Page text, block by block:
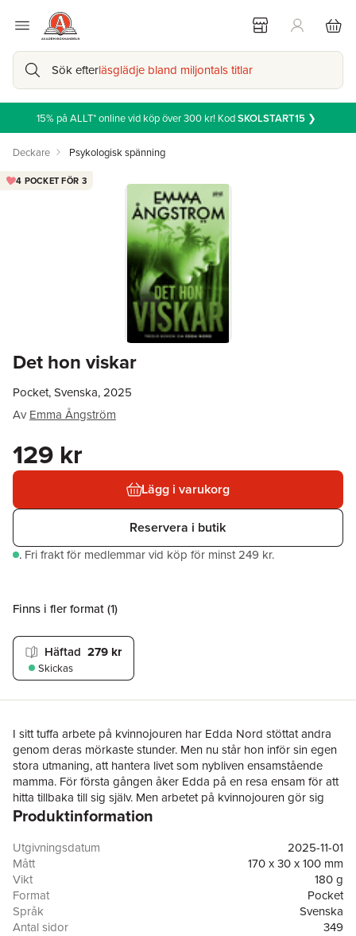
Sök efterläsglädje bland miljontals titlar
15% på ALLT* online vid köp över 300 kr! KodSKOLSTART15 ❯
Deckare Psykologisk spänning
Det hon viskar
4 POCKET FÖR 3
Pocket, Svenska, 2025
Av Emma Ångström
129 kr
Lägg i varukorg
Reservera i butik
. Fri frakt för medlemmar vid köp för minst 249 kr.
Finns i fler format (1)
Häftad 279 kr
Skickas
I sitt tuffa arbete på kvinnojouren har Edda Nord stöttat andra
genom deras mörkaste stunder. Men nu står hon inför sin egen
stora utmaning, att hantera livet som nybliven ensamstående
mamma. För första gången åker Edda på en resa ensam för att
hitta tillbaka till sig själv. Men arbetet på kvinnojouren gör sig
hela tiden påmint. Hur långt är hon beredd att gå för att hjälpa
Malin har gjort det omöjliga och brutit sig loss ur en destruktiv
relation. Men friheten kommer med ett högt pris. Hennes
exmake använder deras gemensamma barn som en bricka i ett
kallt och beräknande spel. Vad Malin trodde skulle bli en ny
början förvandlas snabbt till en kamp, där varje steg mot frihet
får allt svårare konsekvenser.
Produktinformation
Utgivningsdatum
2025-11-01
Mått
170 x 30 x 100 mm
Vikt
180 g
Format
Pocket
Språk
Svenska
Antal sidor
349